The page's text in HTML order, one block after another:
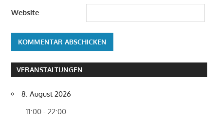
Website
VERANSTALTUNGEN
8. August 2026
11:00 - 22:00